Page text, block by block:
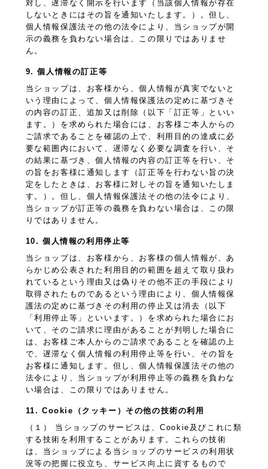
対し、遅滞なく開示を行います（当該個人情報が存在
しないときにはその旨を通知いたします。）。但し、
個人情報保護法その他の法令により、当ショップが開
示の義務を負わない場合は、この限りではありませ
ん。
9. 個人情報の訂正等
当ショップは、お客様から、個人情報が真実でないと
いう理由によって、個人情報保護法の定めに基づきそ
の内容の訂正、追加又は削除（以下「訂正等」といい
ます。）を求められた場合には、お客様ご本人からの
ご請求であることを確認の上で、利用目的の達成に必
要な範囲内において、遅滞なく必要な調査を行い、そ
の結果に基づき、個人情報の内容の訂正等を行い、そ
の旨をお客様に通知します（訂正等を行わない旨の決
定をしたときは、お客様に対しその旨を通知いたしま
す。）。但し、個人情報保護法その他の法令により、
当ショップが訂正等の義務を負わない場合は、この限
りではありません。
10. 個人情報の利用停止等
当ショップは、お客様から、お客様の個人情報が、あ
らかじめ公表された利用目的の範囲を超えて取り扱わ
れているという理由又は偽りその他不正の手段により
取得されたものであるという理由により、個人情報保
護法の定めに基づきその利用の停止又は消去（以下
「利用停止等」といいます。）を求められた場合にお
いて、そのご請求に理由があることが判明した場合に
は、お客様ご本人からのご請求であることを確認の上
で、遅滞なく個人情報の利用停止等を行い、その旨を
お客様に通知します。但し、個人情報保護法その他の
法令により、当ショップが利用停止等の義務を負わな
い場合は、この限りではありません。
11. Cookie（クッキー）その他の技術の利用
（１） 当ショップのサービスは、Cookie及びこれに類
する技術を利用することがあります。これらの技術
は、当ショップによる当ショップのサービスの利用状
況等の把握に役立ち、サービス向上に資するもので